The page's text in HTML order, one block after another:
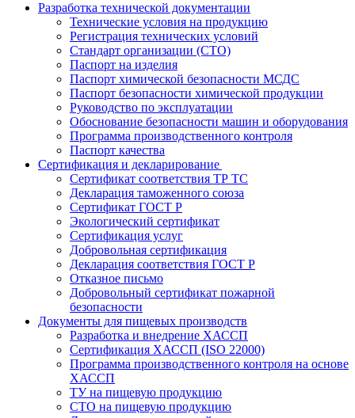
Разработка технической документации
Технические условия на продукцию
Регистрация технических условий
Стандарт организации (СТО)
Паспорт на изделия
Паспорт химической безопасности МСДС
Паспорт безопасности химической продукции
Руководство по эксплуатации
Обоснование безопасности машин и оборудования
Программа производственного контроля
Паспорт качества
Сертификация и декларирование
Сертификат соответствия ТР ТС
Декларация таможенного союза
Сертификат ГОСТ Р
Экологический сертификат
Сертификация услуг
Добровольная сертификация
Декларация соответствия ГОСТ Р
Отказное письмо
Добровольный сертификат пожарной
безопасности
Документы для пищевых производств
Разработка и внедрение ХАССП
Сертификация ХАССП (ISO 22000)
Программа производственного контроля на основе
ХАССП
ТУ на пищевую продукцию
СТО на пищевую продукцию